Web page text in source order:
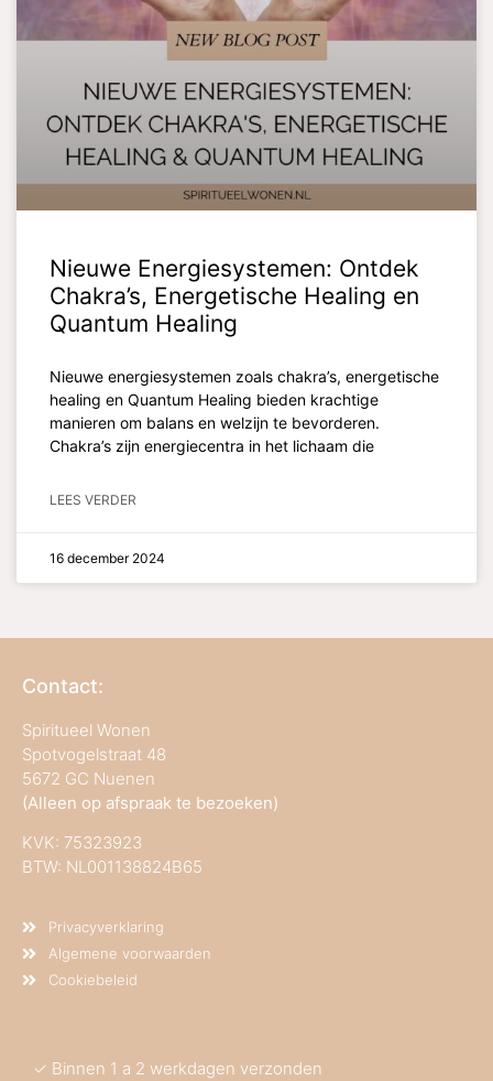
Nieuwe Energiesystemen: Ontdek
Chakra’s, Energetische Healing en
Quantum Healing
Nieuwe energiesystemen zoals chakra’s, energetische
healing en Quantum Healing bieden krachtige
manieren om balans en welzijn te bevorderen.
Chakra’s zijn energiecentra in het lichaam die
LEES VERDER
16 december 2024
Contact:
Spiritueel Wonen
Spotvogelstraat 48
5672 GC Nuenen
(Alleen op afspraak te bezoeken)
KVK: 75323923
BTW: NL001138824B65
Privacyverklaring
Algemene voorwaarden
Cookiebeleid
✓ Binnen 1 a 2 werkdagen verzonden